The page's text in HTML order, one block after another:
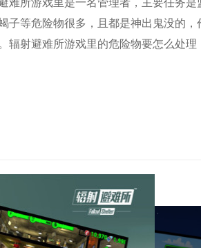
难所游戏里是一名管理者，主要任务是
子等危险物很多，且都是神出鬼没的，
辐射避难所游戏里的危险物要怎么处理